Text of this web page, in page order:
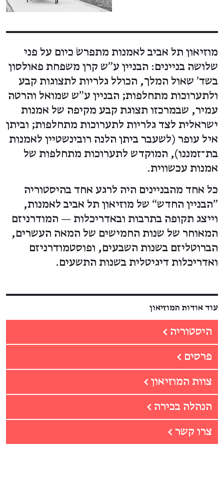
מוזיאון תל אביב לאמנות מתפרשׂ כיום על פני
שלושה בניינים: הבניין ע"ש קרן משפחת פאולסון
בשד׳ שאול המלך, הכולל גלריות לתצוגות קבע
ולתערוכות מתחלפות; הבניין ע״ש שמואל והרטה
עמיר, שבמרכזו תצוגת קבע מקיפה של אמנות
ישראלית לצד גלריות לתערוכות מתחלפות; וביתן
איל עופר (לשעבר ביתן הלנה רובינשטיין לאמנות
בת־זמננו), המוקדש לתערוכות מתחלפות של
אמנות עכשווית.
כל אחד מהבניינים היה לרגע אחד בהיסטוריה
"הבניין החדש“ של מוזיאון תל אביב לאמנות,
וייצג תקופה בתרבות ובאדריכלות — המודרניזם
המאוחר של שנות החמישים של המאה העשרים,
הברוטליזם בשנות השבעים, ופוסטמודרניזם
ואדריכלות דיגיטלית בשנות התשעים.
עוד אודות המוזיאון
היסטוריה ←
פרסים ←
צוות המוזיאון ←
הנהלה בכירה ←
צרו קשר ←